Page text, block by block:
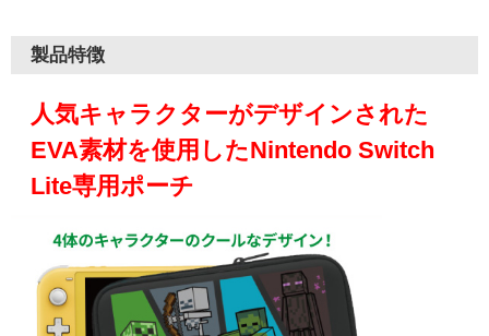
製品特徴
人気キャラクターがデザインされた
EVA素材を使用したNintendo Switch
Lite専用ポーチ